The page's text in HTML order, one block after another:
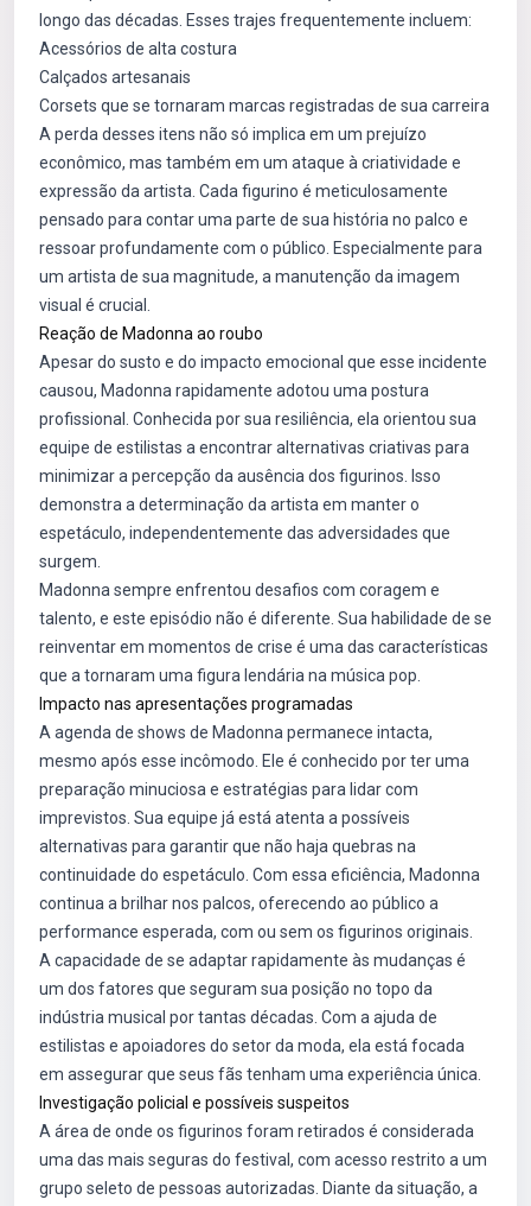
longo das décadas. Esses trajes frequentemente incluem:
Acessórios de alta costura
Calçados artesanais
Corsets que se tornaram marcas registradas de sua carreira
A perda desses itens não só implica em um prejuízo
econômico, mas também em um ataque à criatividade e
expressão da artista. Cada figurino é meticulosamente
pensado para contar uma parte de sua história no palco e
ressoar profundamente com o público. Especialmente para
um artista de sua magnitude, a manutenção da imagem
visual é crucial.
Reação de Madonna ao roubo
Apesar do susto e do impacto emocional que esse incidente
causou, Madonna rapidamente adotou uma postura
profissional. Conhecida por sua resiliência, ela orientou sua
equipe de estilistas a encontrar alternativas criativas para
minimizar a percepção da ausência dos figurinos. Isso
demonstra a determinação da artista em manter o
espetáculo, independentemente das adversidades que
surgem.
Madonna sempre enfrentou desafios com coragem e
talento, e este episódio não é diferente. Sua habilidade de se
reinventar em momentos de crise é uma das características
que a tornaram uma figura lendária na música pop.
Impacto nas apresentações programadas
A agenda de shows de Madonna permanece intacta,
mesmo após esse incômodo. Ele é conhecido por ter uma
preparação minuciosa e estratégias para lidar com
imprevistos. Sua equipe já está atenta a possíveis
alternativas para garantir que não haja quebras na
continuidade do espetáculo. Com essa eficiência, Madonna
continua a brilhar nos palcos, oferecendo ao público a
performance esperada, com ou sem os figurinos originais.
A capacidade de se adaptar rapidamente às mudanças é
um dos fatores que seguram sua posição no topo da
indústria musical por tantas décadas. Com a ajuda de
estilistas e apoiadores do setor da moda, ela está focada
em assegurar que seus fãs tenham uma experiência única.
Investigação policial e possíveis suspeitos
A área de onde os figurinos foram retirados é considerada
uma das mais seguras do festival, com acesso restrito a um
grupo seleto de pessoas autorizadas. Diante da situação, a